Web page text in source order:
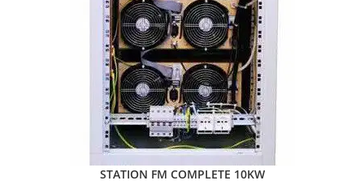
STATION FM COMPLETE 10KW